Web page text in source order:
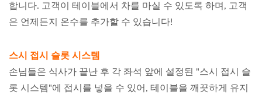
합니다. 고객이 테이블에서 차를 마실 수 있도록 하며, 고객
은 언제든지 온수를 추가할 수 있습니다!
스시 접시 슬롯 시스템
손님들은 식사가 끝난 후 각 좌석 앞에 설정된 "스시 접시 슬
롯 시스템"에 접시를 넣을 수 있어, 테이블을 깨끗하게 유지